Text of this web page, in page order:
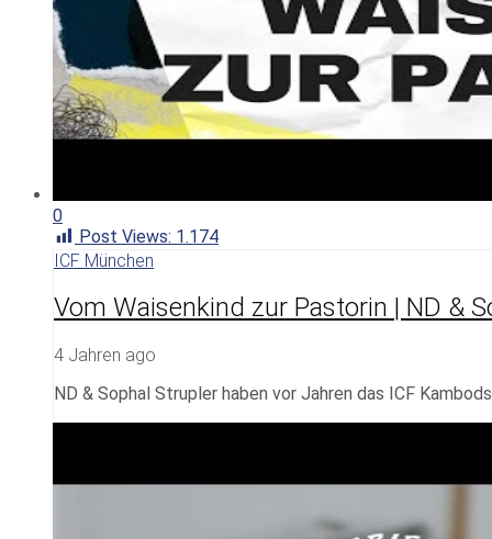
0
Post Views: 1.174
ICF München
Vom Waisenkind zur Pastorin | ND &
4 Jahren ago
ND & Sophal Strupler haben vor Jahren das ICF